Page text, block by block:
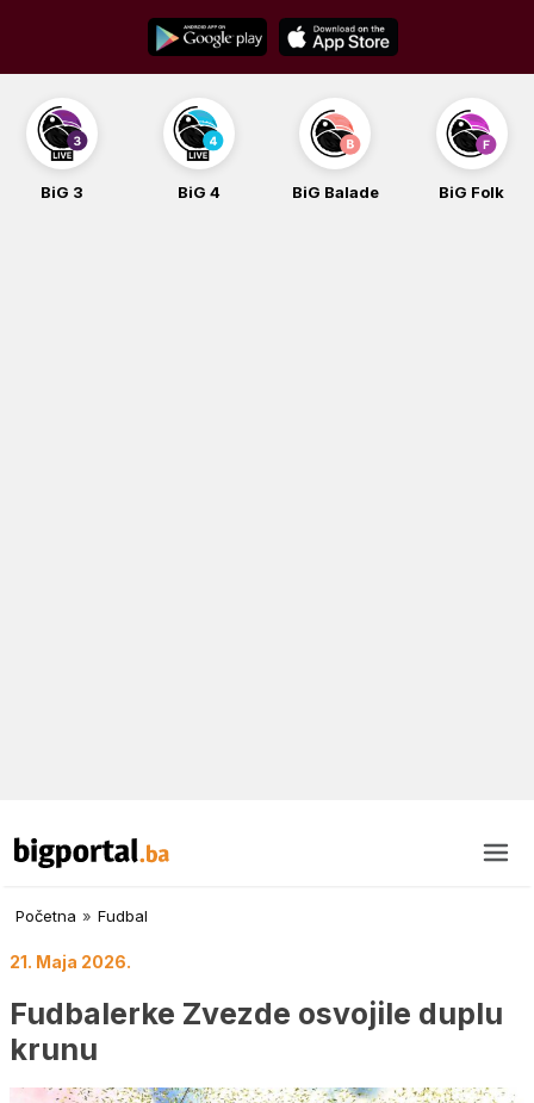
content
BiG 3 BiG 4 BiG Balade BiG Folk
Početna » Fudbal
21. Maja 2026.
Fudbalerke Zvezde osvojile duplu
krunu